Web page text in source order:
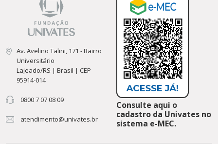
Av. Avelino Talini, 171 - Bairro
Universitário
Lajeado/RS | Brasil | CEP
95914-014
0800 7 07 08 09
atendimento@univates.br
Consulte aqui o
cadastro da Univates no
sistema e-MEC.